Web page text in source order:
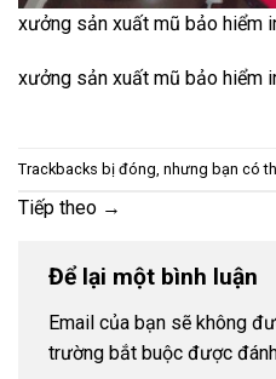
xưởng sản xuất mũ bảo hiểm
xưởng sản xuất mũ bảo hiểm
Trackbacks bị đóng, nhưng bạn có
Tiếp theo →
Để lại một bình luận
Email của bạn sẽ không
trường bắt buộc được